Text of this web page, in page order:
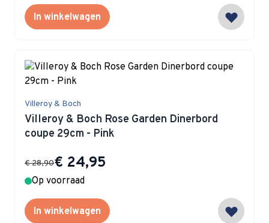
In winkelwagen
Villeroy & Boch
Villeroy & Boch Rose Garden Dinerbord
coupe 29cm - Pink
Special Price
€ 24,95
€ 28,90
Op voorraad
In winkelwagen